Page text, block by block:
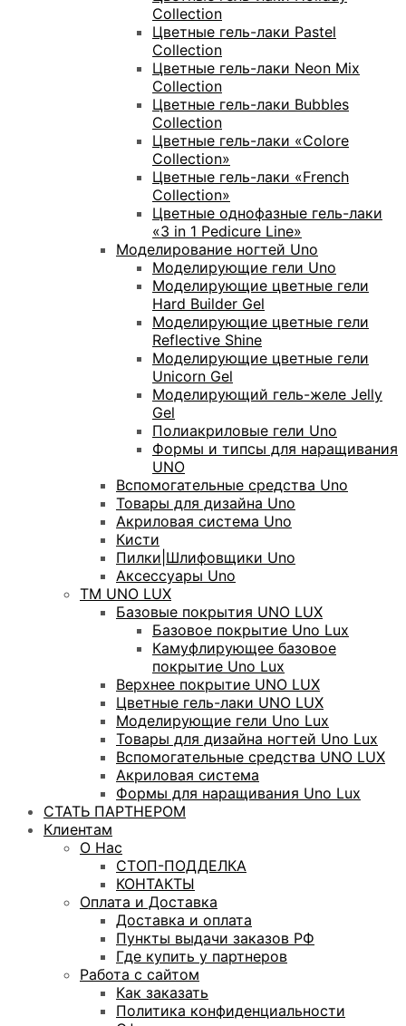
Collection
Цветные гель-лаки Pastel
Collection
Цветные гель-лаки Neon Mix
Collection
Цветные гель-лаки Bubbles
Collection
Цветные гель-лаки «Colore
Collection»
Цветные гель-лаки «Frеnch
Collection»
Цветные однофазные гель-лаки
«3 in 1 Pedicure Line»
Моделирование ногтей Uno
Моделирующие гели Uno
Моделирующие цветные гели
Hard Builder Gel
Моделирующие цветные гели
Reflective Shine
Моделирующие цветные гели
Unicorn Gel
Моделирующий гель-желе Jelly
Gel
Полиакриловые гели Uno
Формы и типсы для наращивания
UNO
Вспомогательные средства Uno
Товары для дизайна Uno
Акриловая система Uno
Кисти
Пилки|Шлифовщики Uno
Аксессуары Uno
ТМ UNO LUX
Базовые покрытия UNO LUX
Базовое покрытие Uno Lux
Камуфлирующее базовое
покрытие Uno Lux
Верхнее покрытие UNO LUX
Цветные гель-лаки UNO LUX
Моделирующие гели Uno Lux
Товары для дизайна ногтей Uno Lux
Вспомогательные средства UNO LUX
Акриловая система
Формы для наращивания Uno Lux
СТАТЬ ПАРТНЕРОМ
Клиентам
О Нас
СТОП-ПОДДЕЛКА
КОНТАКТЫ
Оплата и Доставка
Доставка и оплата
Пункты выдачи заказов РФ
Где купить у партнеров
Работа с сайтом
Как заказать
Политика конфиденциальности